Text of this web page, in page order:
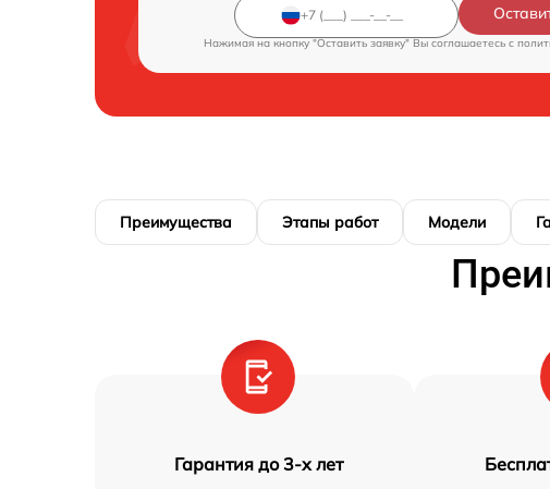
Нажимая на кнопку "Оставить заявку" Вы соглашаетесь c
Преимущества Этапы работ Модели
Гарантия до 3-х лет